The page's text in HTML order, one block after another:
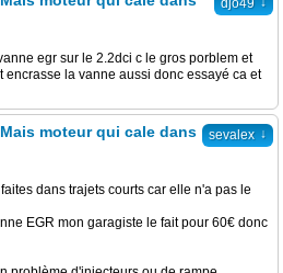
djo49
egr sur le 2.2dci c le gros porblem et
encrasse la vanne aussi donc essayé ca et
sevalex ↓
moteur qui cale dans
dans trajets courts car elle n'a pas le
EGR mon garagiste le fait pour 60€ donc